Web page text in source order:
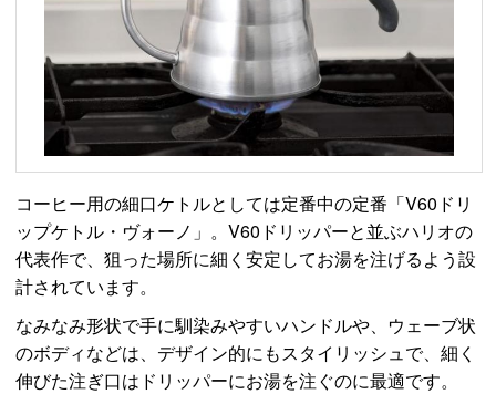
コーヒー用の細口ケトルとしては定番中の定番「V60ドリ
ップケトル・ヴォーノ」。V60ドリッパーと並ぶハリオの
代表作で、狙った場所に細く安定してお湯を注げるよう設
計されています。
なみなみ形状で手に馴染みやすいハンドルや、ウェーブ状
のボディなどは、デザイン的にもスタイリッシュで、細く
伸びた注ぎ口はドリッパーにお湯を注ぐのに最適です。